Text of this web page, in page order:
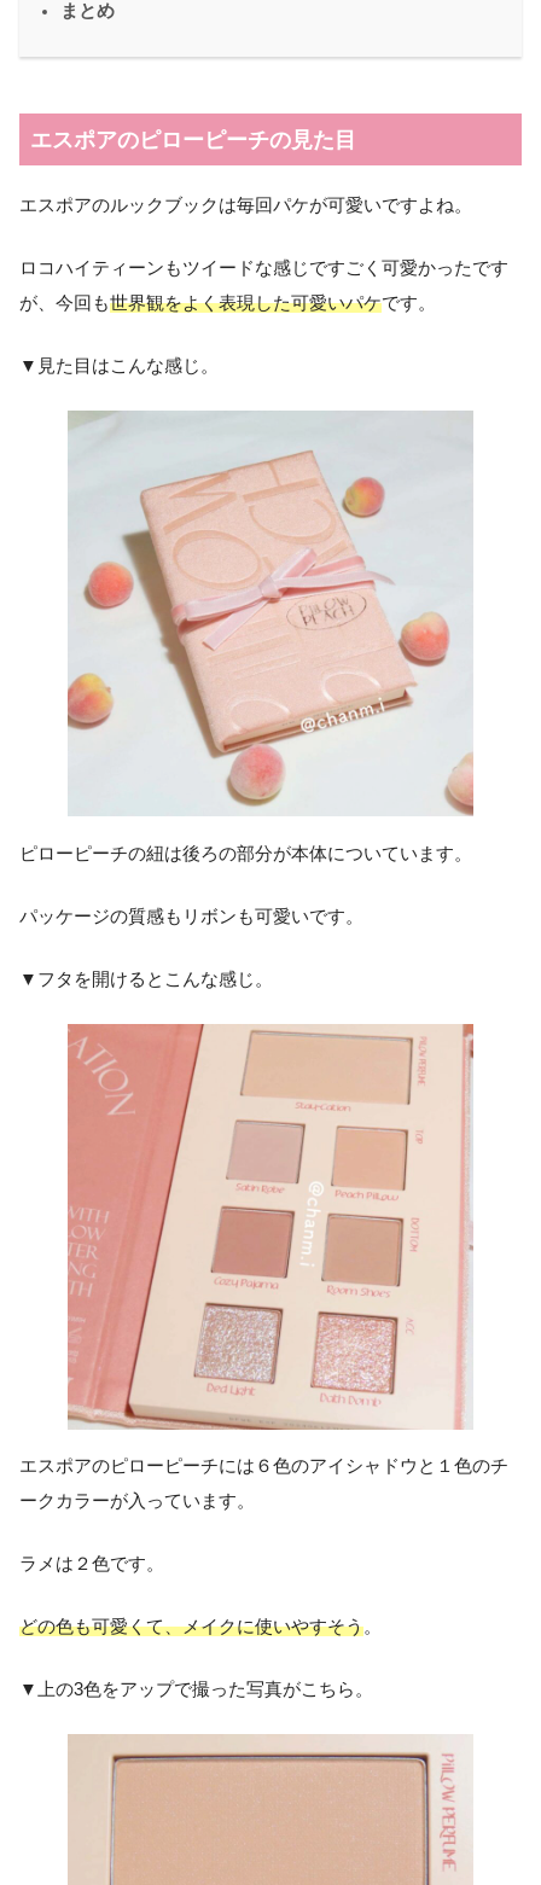
まとめ
エスポアのピローピーチの見た目
エスポアのルックブックは毎回パケが可愛いですよね。
ロコハイティーンもツイードな感じですごく可愛かったです
が、今回も世界観をよく表現した可愛いパケです。
▼見た目はこんな感じ。
ピローピーチの紐は後ろの部分が本体についています。
パッケージの質感もリボンも可愛いです。
▼フタを開けるとこんな感じ。
エスポアのピローピーチには６色のアイシャドウと１色のチ
ークカラーが入っています。
ラメは２色です。
どの色も可愛くて、メイクに使いやすそう。
▼上の3色をアップで撮った写真がこちら。